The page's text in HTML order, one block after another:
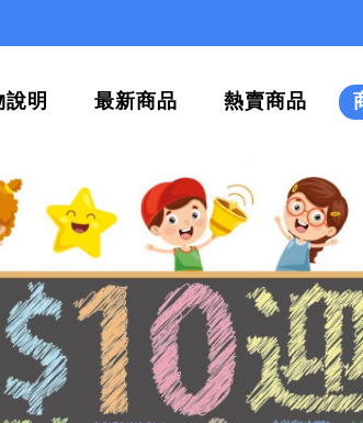
明 最新商品 熱賣商品